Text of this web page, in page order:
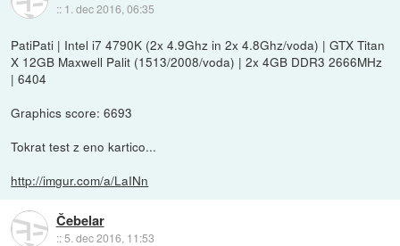
:: 1. dec 2016, 06:35
PatiPati | Intel i7 4790K (2x 4.9Ghz in 2x 4.8Ghz/voda) | GTX Titan
X 12GB Maxwell Palit (1513/2008/voda) | 2x 4GB DDR3 2666MHz
| 6404
Graphics score: 6693
Tokrat test z eno kartico...
http://imgur.com/a/LaINn
Čebelar
::5. dec 2016, 11:53